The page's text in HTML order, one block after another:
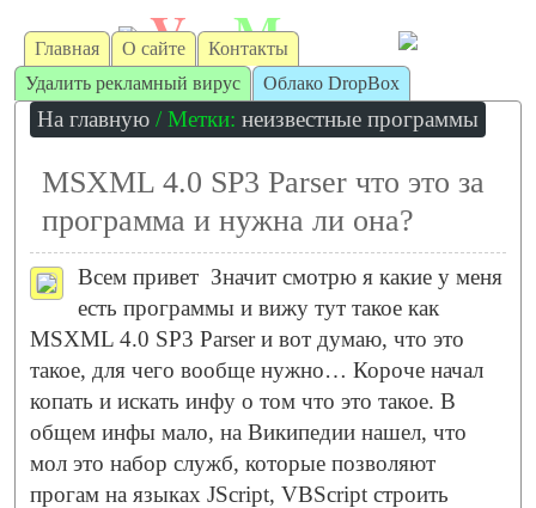
VirtMachine
Главная О сайте
Контакты
Удалить рекламный вирус
Облако DropBox
На главную / Метки: неизвестные программы
MSXML 4.0 SP3 Parser что это за
программа и нужна ли она?
Всем привет Значит смотрю я какие у меня
есть программы и вижу тут такое как
MSXML 4.0 SP3 Parser и вот думаю, что это
такое, для чего вообще нужно… Короче начал
копать и искать инфу о том что это такое. В
общем инфы мало, на Википедии нашел, что
мол это набор служб, которые позволяют
прогам на языках JScript, VBScript строить